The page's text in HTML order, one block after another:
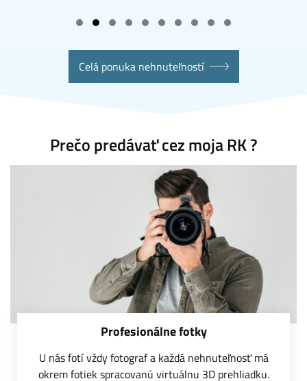
Celá ponuka nehnuteľností
Prečo predávať cez moja RK ?
Profesionálne fotky
U nás fotí vždy fotograf a každá nehnuteľnosť má
okrem fotiek spracovanú virtuálnu 3D prehliadku.